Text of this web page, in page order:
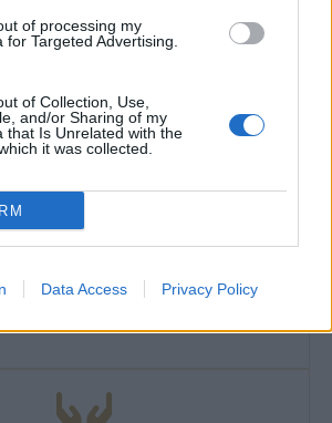
of processing my
for Targeted Advertising.
of Collection, Use,
and/or Sharing of my
that Is Unrelated with the
it was collected.
Data Access Privacy Policy
ΠΑΡΑΓΓΕΛΙΕΣ
6980957299